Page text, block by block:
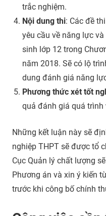
trắc nghiệm.
Nội dung thi: Các đề
yêu cầu về năng lực
sinh lớp 12 trong
năm 2018. Sẽ có lộ
dung đánh giá năng
Phương thức xét tốt
quả đánh giá quá trình
Những kết luận này sẽ
nghiệp THPT sẽ được tổ
Cục Quản lý chất lượng
Phương án và xin ý kiến
trước khi công bố chính